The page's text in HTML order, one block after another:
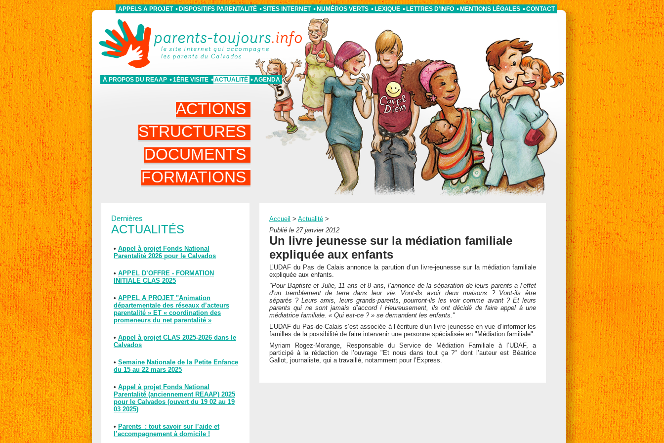
À PROPOS DU REAAP 1ÈRE VISITE ACTUALITÉ AGENDA
APPELS A PROJET DISPOSITIFS PARENTALITÉ SITES INTERNET NUMÉROS VERTS LEXIQUE LETTRES D’INFO MENTIONS LÉGALES CONTACT
ACTIONS
STRUCTURES
DOCUMENTS
FORMATIONS
Dernières
ACTUALITÉS
• Appel à projet Fonds National
Parentalité 2026 pour le Calvados
• APPEL D’OFFRE - FORMATION
INITIALE CLAS 2025
• APPEL A PROJET "Animation
départementale des réseaux d’acteurs
parentalité » ET « coordination des
promeneurs du net parentalité »
• Appel à projet CLAS 2025-2026 dans le
Calvados
• Semaine Nationale de la Petite Enfance
du 15 au 22 mars 2025
• Appel à projet Fonds National
Parentalité (anciennement REAAP) 2025
pour le Calvados (ouvert du 19 02 au 19
03 2025)
• Parents : tout savoir sur l’aide et
l’accompagnement à domicile !
Accueil > Actualité >
Publié le 27 janvier 2012
Un livre jeunesse sur la médiation familiale
expliquée aux enfants
L’UDAF du Pas de Calais annonce la parution d’un livre-jeunesse sur la médiation familiale
expliquée aux enfants.
"Pour Baptiste et Julie, 11 ans et 8 ans, l’annonce de la séparation de leurs parents a l’effet
d’un tremblement de terre dans leur vie. Vont-ils avoir deux maisons ? Vont-ils être
séparés ? Leurs amis, leurs grands-parents, pourront-ils les voir comme avant ? Et leurs
parents qui ne sont jamais d’accord ! Heureusement, ils ont décidé de faire appel à une
médiatrice familiale. « Qui est-ce ? » se demandent les enfants."
L’UDAF du Pas-de-Calais s’est associée à l’écriture d’un livre jeunesse en vue d’informer les
familles de la possibilité de faire intervenir une personne spécialisée en "Médiation familiale".
Myriam Rogez-Morange, Responsable du Service de Médiation Familiale à l’UDAF, a
participé à la rédaction de l’ouvrage "Et nous dans tout ça ?" dont l’auteur est Béatrice
Gallot, journaliste, qui a travaillé, notamment pour l’Express.